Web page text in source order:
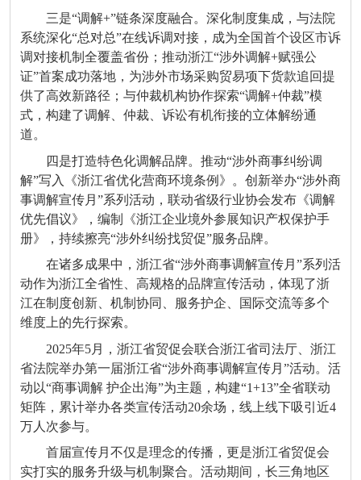
三是“调解+”链条深度融合。深化制度集成，与法院
系统深化“总对总”在线诉调对接，成为全国首个设区市诉
调对接机制全覆盖省份；推动浙江“涉外调解+赋强公
证”首案成功落地，为涉外市场采购贸易项下货款追回提
供了高效新路径；与仲裁机构协作探索“调解+仲裁”模
式，构建了调解、仲裁、诉讼有机衔接的立体解纷通
道。
四是打造特色化调解品牌。推动“涉外商事纠纷调
解”写入《浙江省优化营商环境条例》。创新举办“涉外商
事调解宣传月”系列活动，联动省级行业协会发布《调解
优先倡议》，编制《浙江企业境外参展知识产权保护手
册》，持续擦亮“涉外纠纷找贸促”服务品牌。
在诸多成果中，浙江省“涉外商事调解宣传月”系列活
动作为浙江全省性、高规格的品牌宣传活动，体现了浙
江在制度创新、机制协同、服务护企、国际交流等多个
维度上的先行探索。
2025年5月，浙江省贸促会联合浙江省司法厅、浙江
省法院举办第一届浙江省“涉外商事调解宣传月”活动。活
动以“商事调解 护企出海”为主题，构建“1+13”全省联动
矩阵，累计举办各类宣传活动20余场，线上线下吸引近4
万人次参与。
首届宣传月不仅是理念的传播，更是浙江省贸促会
实打实的服务升级与机制聚合。活动期间，长三角地区